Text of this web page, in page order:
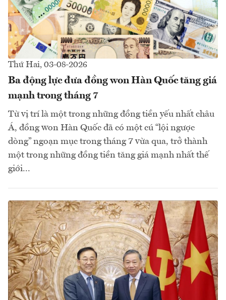
Thứ Hai, 03-08-2026
Ba động lực đưa đồng won Hàn Quốc tăng giá
mạnh trong tháng 7
Từ vị trí là một trong những đồng tiền yếu nhất châu
Á, đồng won Hàn Quốc đã có một cú “lội ngược
dòng” ngoạn mục trong tháng 7 vừa qua, trở thành
một trong những đồng tiền tăng giá mạnh nhất thế
giới...